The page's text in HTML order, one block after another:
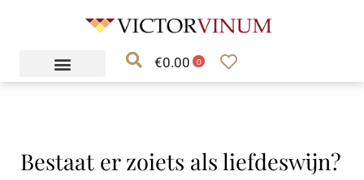
€0.00 0
Bestaat er zoiets als liefdeswijn?